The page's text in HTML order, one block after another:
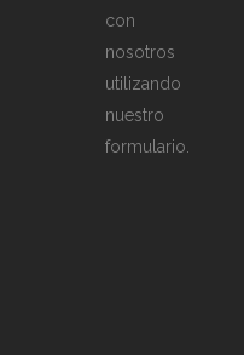
con
nosotros
utilizando
nuestro
formulario.